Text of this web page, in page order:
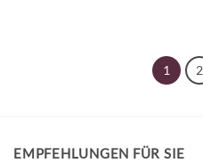
1 2
EMPFEHLUNGEN FÜR SIE